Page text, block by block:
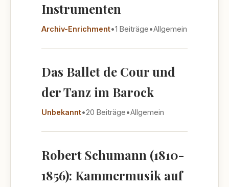
Instrumenten
Archiv-Enrichment•1 Beiträge•Allgemein
Das Ballet de Cour und
der Tanz im Barock
Unbekannt•20 Beiträge•Allgemein
Robert Schumann (1810-
1856): Kammermusik auf